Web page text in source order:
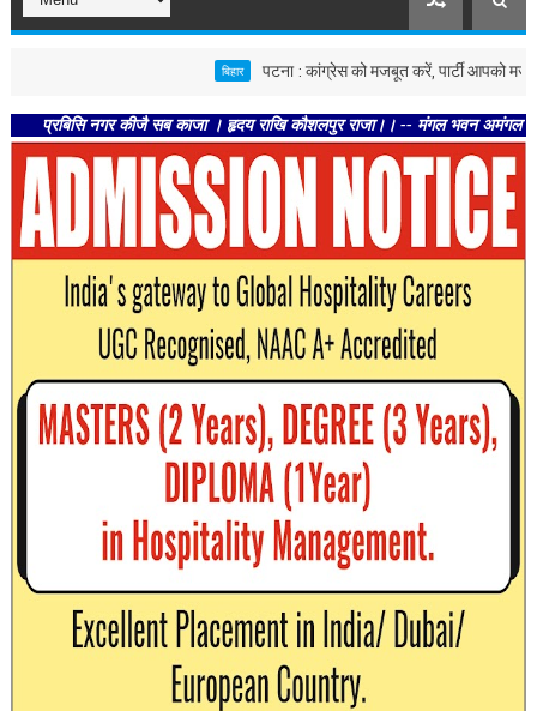
पटना : कांग्रेस को मजबूत करें, पार्टी आपको मजबूत
नगर कीजै सब काजा । हृदय राखि कौशलपुर राजा।। -- मंगल भवन अमंगल हारी।